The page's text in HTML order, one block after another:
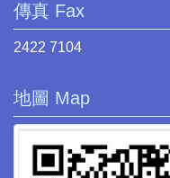
傳真 Fax
2422 7104
地圖 Map